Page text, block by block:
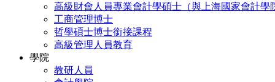
高級財會人員專業會計學碩士（與上海國家會計學
工商管理博士
哲學碩士博士銜接課程
高級管理人員教育
學院
教研人員